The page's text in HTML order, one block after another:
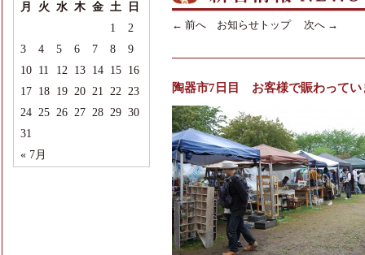
月
火 水 木 金 土 日
« 7月
1
2
3
4 5 6 7 8
9
10 11 12 13 14 15 16
17 18 19 20 21 22 23
24 25 26 27 28 29 30
31
← 前へ お知らせトップ 次へ →
陶器市7日目 お客様で賑わってい